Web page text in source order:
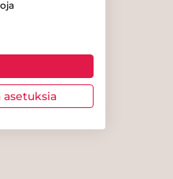
asetuksia